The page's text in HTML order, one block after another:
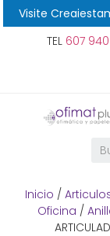
Visite
TEL 607 940
Inicio /
Oficina /